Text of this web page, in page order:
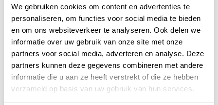
We gebruiken cookies om content en advertenties te
personaliseren, om functies voor social media te bieden
en om ons websiteverkeer te analyseren. Ook delen we
informatie over uw gebruik van onze site met onze
partners voor social media, adverteren en analyse. Deze
partners kunnen deze gegevens combineren met andere
informatie die u aan ze heeft verstrekt of die ze hebben
verzameld op basis van uw gebruik van hun services.
uitsparing om op te hangen Dit kruis is gelakt waardoor het
binnenshuis te gebruiken is maar niet aangeraden wordt
om buitenshuis te hangen. Maat: 50cm hoog - 28cm breed
- 2cm dik
Klantenservice